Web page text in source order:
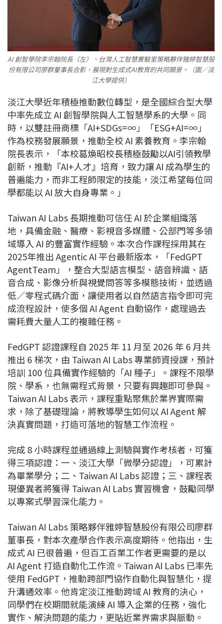
AI 創智學院李宗翰院長（左）、台灣人工智慧實驗室策略夥伴雅婷智慧股
份有限公司廖群董事長合影，展現對生成式AI教育的共同願景。（圖／淡
江大學提供）
淡江大學近年積極推動數位轉型，是全國綜合型大學
中率先成立 AI 創智學院與人工智慧學系的大學。同
時，以雙註冊商標「AI+SDGs=∞」「ESG+AI=∞」
作為校務發展願景，推動全校 AI 素養教育。李宗翰
院長表示，「本校葛煥昭校長積極鼓勵以AI引領教學
創新，推動『AI+人才』培育，致力讓 AI 成為學生的
普遍能力，而非工程師限定的技能，淡江希望每位同
學都能以 AI 放大自身專業。」
Taiwan AI Labs 長期推動可信任 AI 於企業組織落
地，具備金融、醫療、影視音多媒體、公部門等多領
域導入 AI 的豐富實作經驗。本次合作課程採用其在
2025年推出 Agentic AI 平台最新版本，「FedGPT
AgentTeam」，整合大型語言模型、語音辨識、語
音合成、影像分析與視覺問答等多模態技術，並透過
低／零程式碼介面，讓使用者以自然語言指令即可完
成流程設計，使多個 AI Agent 自動協作，處理過去
需耗費大量人工的複雜任務。
FedGPT 認證課程自 2025 年 11 月至 2026 年 6 月共
推出 6 梯次，由 Taiwan AI Labs 專業師資授課，預計
培訓 100 位具備實作經驗的「AI 種子」。課程不限學
院、學系，也無需程式背景，只要有興趣即可參與。
Taiwan AI Labs 表示，課程重點聚焦於業界實際需
求，除了基礎理論，將教導學生如何以 AI Agent 解
決真實問題，打造可落地的智慧工作流程。
完成 8 小時課程並通過線上測驗與實作考核者，可獲
得三項認證：一、淡江大學「微學分認證」，可累計
為畢業學分；二、Taiwan AI Labs 認證；三、課程表
現優異者將獲得 Taiwan AI Labs 實習機會，鼓勵同學
以專案式學習深化能力。
Taiwan AI Labs 策略夥伴雅婷智慧股份有限公司廖群
董事長，對本次產學合作表示高度期待。他指出，生
成式 AI 已很普遍，但百工百業工作者更需要的是以
AI Agent 打造自動化工作流。Taiwan AI Labs 已率先
使用 FedGPT，推動跨部門協作自動化與智慧化，提
升溝通效率。他肯定淡江推動跨域 AI 教育的決心，
同學們在校期間就能演練 AI 導入企業的任務，強化
實作、解決問題的能力，更貼近業界需求與脈動。